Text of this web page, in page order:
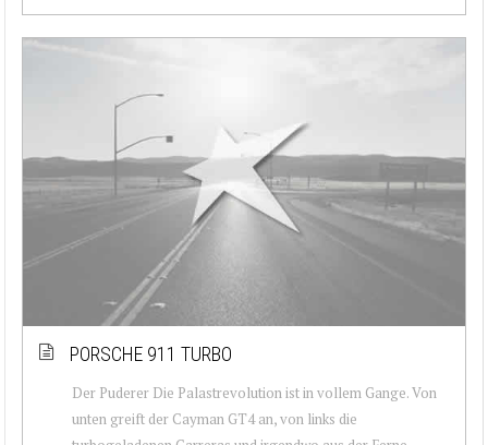
PORSCHE 911 TURBO
Der Puderer Die Palastrevolution ist in vollem Gange. Von
unten greift der Cayman GT4 an, von links die